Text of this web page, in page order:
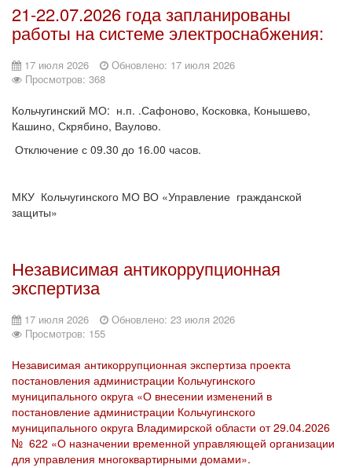
21-22.07.2026 года запланированы
работы на системе электроснабжения:
17 июля 2026
Обновлено: 17 июля 2026
Просмотров: 368
Кольчугинский МО: н.п. .Сафоново, Косковка, Конышево,
Кашино, Скрябино, Ваулово.
Отключение с 09.30 до 16.00 часов.
МКУ Кольчугинского МО ВО «Управление гражданской
защиты»
Независимая антикоррупционная
экспертиза
17 июля 2026
Обновлено: 23 июля 2026
Просмотров: 155
Независимая антикоррупционная экспертиза проекта
постановления администрации Кольчугинского
муниципального округа «О внесении изменений в
постановление администрации Кольчугинского
муниципального округа Владимирской области от 29.04.2026
№ 622 «О назначении временной управляющей организации
для управления многоквартирными домами».